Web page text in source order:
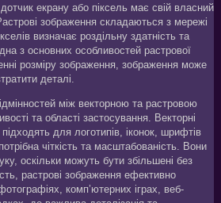
екрану або піксель має свій власний
зображення складаються з мережі
визначає роздільну здатність та
з основних особливостей растрової
розміру зображення, зображення може
деталі.
між векторною та растровою
та області застосування. Векторні
для логотипів, іконок, шрифтів
чіткість та масштабованість. Вони
оскільки можуть бути збільшені без
растрові зображення ефективно
комп’ютерних іграх, веб-